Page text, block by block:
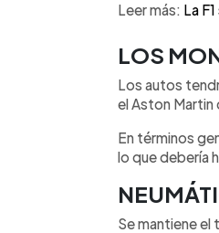
Leer más: La
LOS
Los autos
el Aston Martin
En términos
lo que debería
Se mantiene el